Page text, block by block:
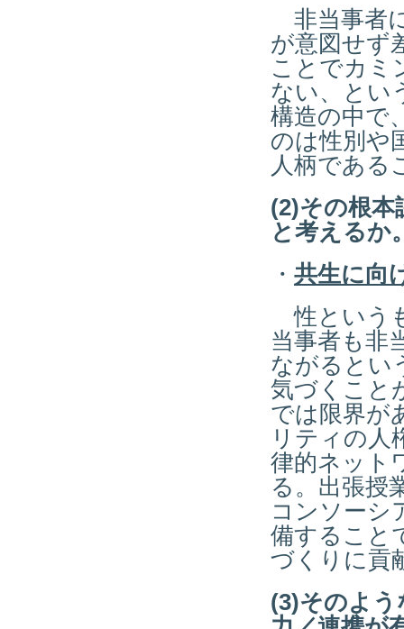
非当事者
が意図せず
ことでカミ
ない、とい
構造の中で
のは性別や
人柄である
(2)その根本
と考えるか
・ 共生に向
性という
当事者も非
ながるとい
気づくこと
では限界が
リティの人
律的ネット
る。出張授
コンソーシ
備すること
づくりに貢
(3)そのよ